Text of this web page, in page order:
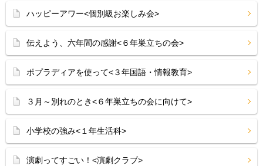
ハッピーアワー<個別級お楽しみ会>
伝えよう、六年間の感謝<６年巣立ちの会>
ポプラディアを使って<３年国語・情報教育>
３月～別れのとき<６年巣立ちの会に向けて>
小学校の強み<１年生活科>
演劇ってすごい！<演劇クラブ>